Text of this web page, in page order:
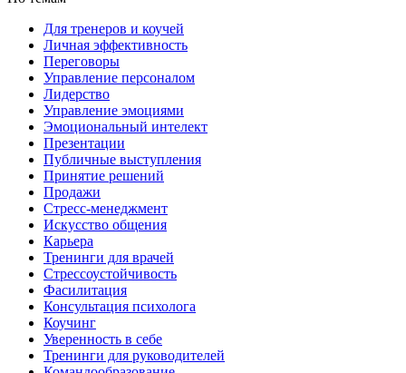
Для тренеров и коучей
Личная эффективность
Переговоры
Управление персоналом
Лидерство
Управление эмоциями
Эмоциональный интелект
Презентации
Публичные выступления
Принятие решений
Продажи
Стресс-менеджмент
Искусство общения
Карьера
Тренинги для врачей
Стрессоустойчивость
Фасилитация
Консультация психолога
Коучинг
Уверенность в себе
Тренинги для руководителей